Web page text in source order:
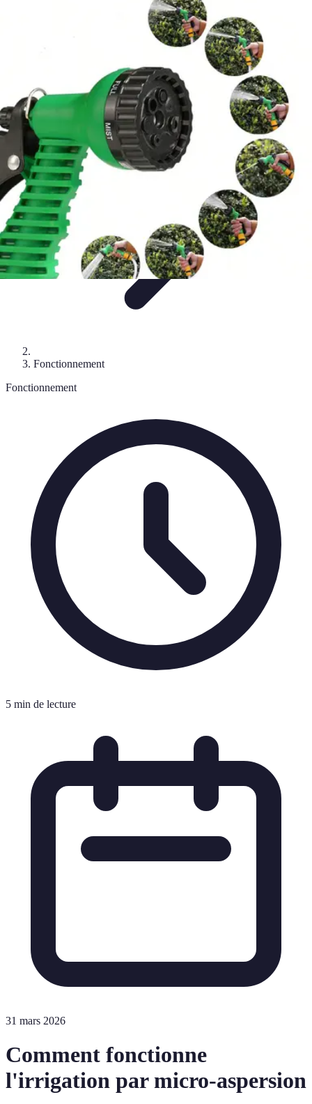
Innovations en irrigationInstallation et
Entretien et Maintenance
Système Irrigation
Fonctionnement
Fonctionnement
5 min de lecture
31 mars 2026
Comment fonctionne
l'irrigation par micro-aspersion